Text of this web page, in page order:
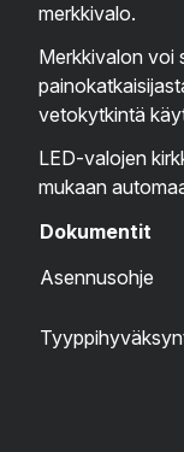
merkkivalo.
Merkkivalon voi
vetokytkintä
LED-valojen
mukaan
Dokumentit
Asennusohje